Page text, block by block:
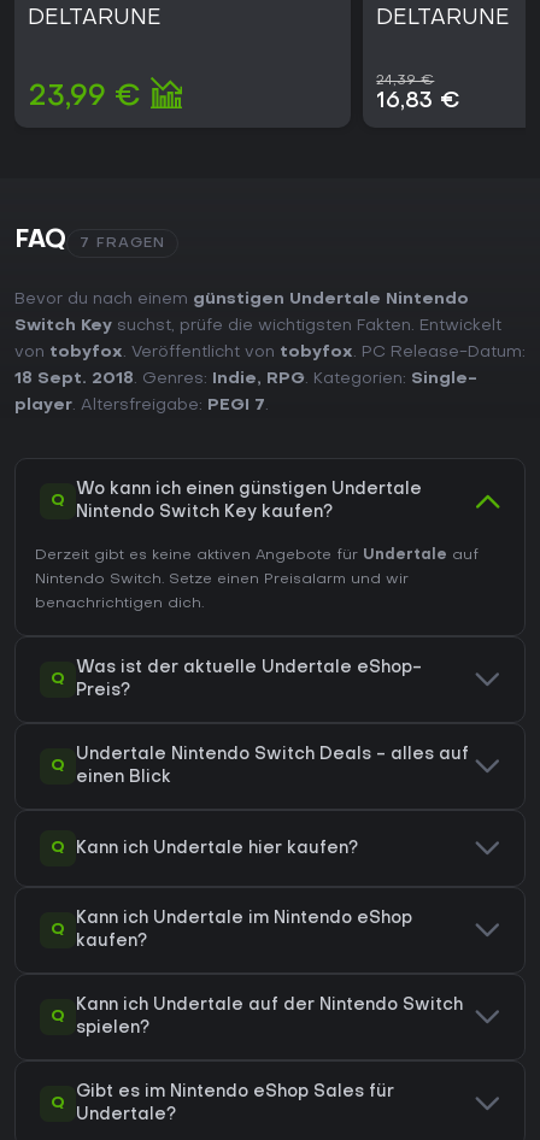
Werk ohne saisonale Inhalte und bietet eine fokussierte
DELTARUNE
23,99 €
DELTARUNE
24,39 €
16,83 €
FAQ 7 FRAGEN
Bevor du nach einem günstigen Undertale Nintendo
Switch Key suchst, prüfe die wichtigsten Fakten. Entwickelt
von tobyfox. Veröffentlicht von tobyfox. PC Release-Datum:
18 Sept. 2018. Genres: Indie, RPG. Kategorien: Single-
player. Altersfreigabe: PEGI 7.
Q
Wo kann ich einen günstigen Undertale
Nintendo Switch Key kaufen?
Derzeit gibt es keine aktiven Angebote für Undertale auf
Nintendo Switch. Setze einen Preisalarm und wir
benachrichtigen dich.
Q
Was ist der aktuelle Undertale eShop-
Preis?
Q
Undertale Nintendo Switch Deals - alles auf
einen Blick
Q Kann ich Undertale hier kaufen?
Q
Kann ich Undertale im Nintendo eShop
kaufen?
Q
Kann ich Undertale auf der Nintendo Switch
spielen?
Q
Gibt es im Nintendo eShop Sales für
Undertale?